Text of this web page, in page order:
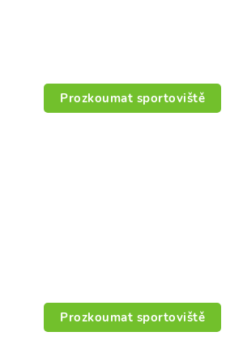
Prozkoumat sportoviště
Prozkoumat sportoviště